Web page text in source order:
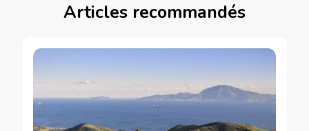
Articles recommandés